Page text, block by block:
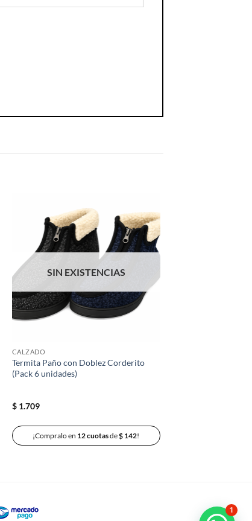
Añadir
a la
lista de
deseos
SIN EXISTENCIAS
CALZADO
Termita Paño con Doblez Corderito
(Pack 6 unidades)
$1.709
¡Compralo en 12 cuotasde$ 142!
1